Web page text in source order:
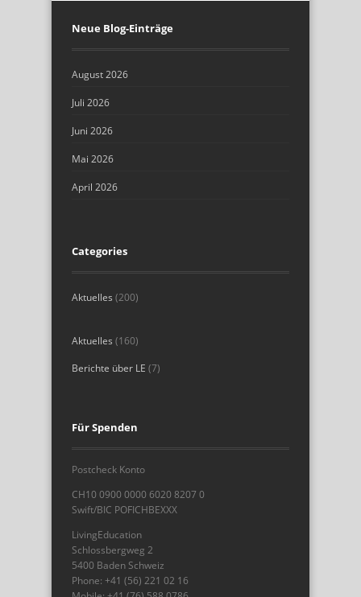
Neue Blog-Einträge
August 2026
Juli 2026
Juni 2026
Mai 2026
April 2026
Categories
Aktuelles (200)
Aktuelles (160)
Berichte über LE (7)
Für Spenden
Postcheck Konto
CH10 0900 0000 6020 8207 0
Swift/BIC POFICHBEXXX
LivingEducation
Schlossbergweg 2
5400 Baden Schweiz
Phone: +41 (56) 221 02 16